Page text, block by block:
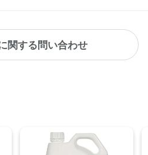
関する問い合わせ